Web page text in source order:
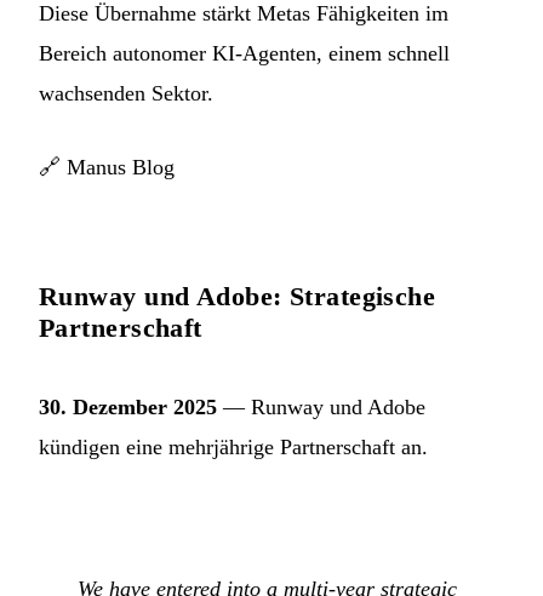
Diese Übernahme stärkt Metas Fähigkeiten im
Bereich autonomer KI-Agenten, einem schnell
wachsenden Sektor.
🔗 Manus Blog
Runway und Adobe: Strategische
Partnerschaft
30. Dezember 2025 — Runway und Adobe
kündigen eine mehrjährige Partnerschaft an.
We have entered into a multi-year strategic